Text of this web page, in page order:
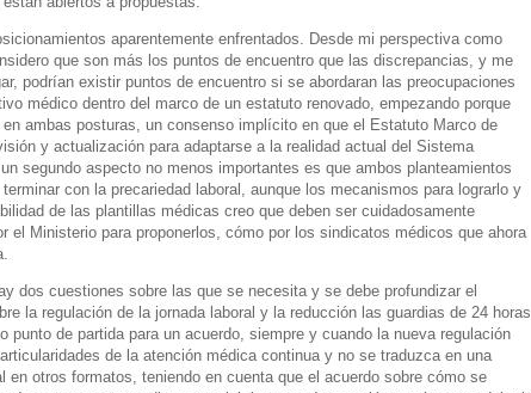
aparentemente enfrentados. Desde mi perspectiva como
que son más los puntos de encuentro que las discrepancias, y me
podrían existir puntos de encuentro si se abordaran las preocupaciones
médico dentro del marco de un estatuto renovado, empezando porque
ambas posturas, un consenso implícito en que el Estatuto Marco de
y actualización para adaptarse a la realidad actual del Sistema
segundo aspecto no menos importantes es que ambos planteamientos
con la precariedad laboral, aunque los mecanismos para lograrlo y
de las plantillas médicas creo que deben ser cuidadosamente
el Ministerio para proponerlos, cómo por los sindicatos médicos que ahora
dos cuestiones sobre las que se necesita y se debe profundizar el
la regulación de la jornada laboral y la reducción las guardias de 24 horas
punto de partida para un acuerdo, siempre y cuando la nueva regulación
de la atención médica continua y no se traduzca en una
en otros formatos, teniendo en cuenta que el acuerdo sobre cómo se